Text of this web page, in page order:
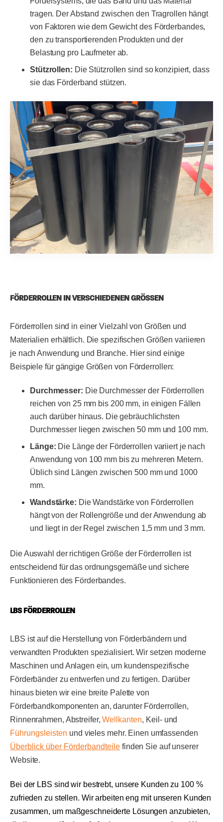
tragen. Der Abstand zwischen den Tragrollen hängt
von Faktoren wie dem Gewicht des Förderbandes,
den zu transportierenden Produkten und der
Belastung pro Laufmeter ab.
Stützrollen: Die Stützrollen sind so konzipiert, dass
sie das Förderband stützen.
FÖRDERROLLEN IN VERSCHIEDENEN GRÖSSEN
Förderrollen sind in einer Vielzahl von Größen und
Materialien erhältlich. Die spezifischen Größen variieren
je nach Anwendung und Branche. Hier sind einige
Beispiele für gängige Größen von Förderrollen:
Durchmesser: Die Durchmesser der Förderrollen
reichen von 25 mm bis 200 mm, in einigen Fällen
auch darüber hinaus. Die gebräuchlichsten
Durchmesser liegen zwischen 50 mm und 100 mm.
Länge: Die Länge der Förderrollen variiert je nach
Anwendung von 100 mm bis zu mehreren Metern.
Üblich sind Längen zwischen 500 mm und 1000
mm.
Wandstärke: Die Wandstärke von Förderrollen
hängt von der Rollengröße und der Anwendung ab
und liegt in der Regel zwischen 1,5 mm und 3 mm.
Die Auswahl der richtigen Größe der Förderrollen ist
entscheidend für das ordnungsgemäße und sichere
Funktionieren des Förderbandes.
LBS FÖRDERROLLEN
LBS ist auf die Herstellung von Förderbändern und
verwandten Produkten spezialisiert. Wir setzen moderne
Maschinen und Anlagen ein, um kundenspezifische
Förderbänder zu entwerfen und zu fertigen. Darüber
hinaus bieten wir eine breite Palette von
Förderbandkomponenten an, darunter Förderrollen,
Rinnenrahmen, Abstreifer,Wellkanten, Keil- und
Führungsleisten und vieles mehr. Einen umfassenden
Überblick über Förderbandteile finden Sie auf unserer
Website.
Bei der LBS sind wir bestrebt, unsere Kunden zu 100 %
zufrieden zu stellen. Wir arbeiten eng mit unseren Kunden
zusammen, um maßgeschneiderte Lösungen anzubieten,